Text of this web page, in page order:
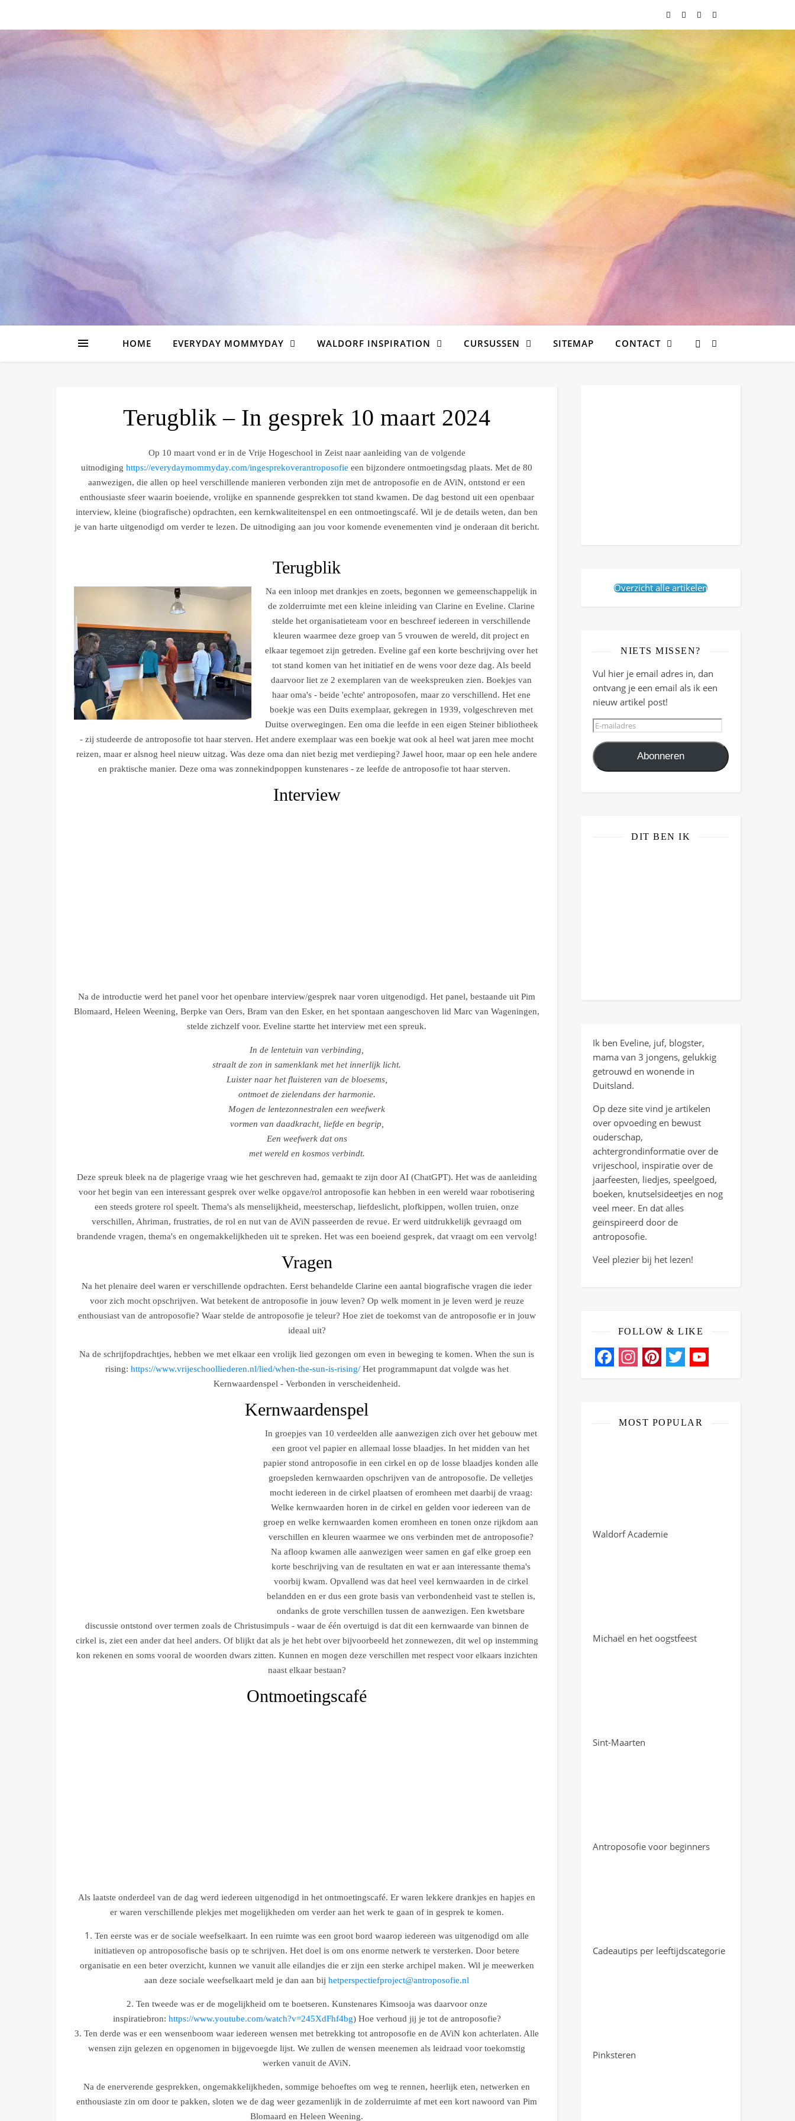
HOME EVERYDAY MOMMYDAY WALDORF INSPIRATION CURSUSSEN SITEMAP CONTACT
Terugblik – In gesprek 10 maart 2024
Op 10 maart vond er in de Vrije Hogeschool in Zeist naar aanleiding van de volgende
uitnodiging https://everydaymommyday.com/ingesprekoverantroposofie een bijzondere ontmoetingsdag plaats. Met de 80
aanwezigen, die allen op heel verschillende manieren verbonden zijn met de antroposofie en de AViN, ontstond er een
enthousiaste sfeer waarin boeiende, vrolijke en spannende gesprekken tot stand kwamen. De dag bestond uit een openbaar
interview, kleine (biografische) opdrachten, een kernkwaliteitenspel en een ontmoetingscafé. Wil je de details weten, dan ben
je van harte uitgenodigd om verder te lezen. De uitnodiging aan jou voor komende evenementen vind je onderaan dit bericht.
Terugblik
Na een inloop met drankjes en zoets, begonnen we gemeenschappelijk in
de zolderruimte met een kleine inleiding van Clarine en Eveline. Clarine
stelde het organisatieteam voor en beschreef iedereen in verschillende
kleuren waarmee deze groep van 5 vrouwen de wereld, dit project en
elkaar tegemoet zijn getreden. Eveline gaf een korte beschrijving over het
tot stand komen van het initiatief en de wens voor deze dag. Als beeld
daarvoor liet ze 2 exemplaren van de weekspreuken zien. Boekjes van
haar oma's - beide 'echte' antroposofen, maar zo verschillend. Het ene
boekje was een Duits exemplaar, gekregen in 1939, volgeschreven met
Duitse overwegingen. Een oma die leefde in een eigen Steiner bibliotheek
- zij studeerde de antroposofie tot haar sterven. Het andere exemplaar was een boekje wat ook al heel wat jaren mee mocht
reizen, maar er alsnog heel nieuw uitzag. Was deze oma dan niet bezig met verdieping? Jawel hoor, maar op een hele andere
en praktische manier. Deze oma was zonnekindpoppen kunstenares - ze leefde de antroposofie tot haar sterven.
Interview
Na de introductie werd het panel voor het openbare interview/gesprek naar voren uitgenodigd. Het panel, bestaande uit Pim
Blomaard, Heleen Weening, Berpke van Oers, Bram van den Esker, en het spontaan aangeschoven lid Marc van Wageningen,
stelde zichzelf voor. Eveline startte het interview met een spreuk.
In de lentetuin van verbinding,
straalt de zon in samenklank met het innerlijk licht.
Luister naar het fluisteren van de bloesems,
ontmoet de zielendans der harmonie.
Mogen de lentezonnestralen een weefwerk
vormen van daadkracht, liefde en begrip,
Een weefwerk dat ons
met wereld en kosmos verbindt.
Deze spreuk bleek na de plagerige vraag wie het geschreven had, gemaakt te zijn door AI (ChatGPT). Het was de aanleiding
voor het begin van een interessant gesprek over welke opgave/rol antroposofie kan hebben in een wereld waar robotisering
een steeds grotere rol speelt. Thema's als menselijkheid, meesterschap, liefdeslicht, plofkippen, wollen truien, onze
verschillen, Ahriman, frustraties, de rol en nut van de AViN passeerden de revue. Er werd uitdrukkelijk gevraagd om
brandende vragen, thema's en ongemakkelijkheden uit te spreken. Het was een boeiend gesprek, dat vraagt om een vervolg!
Vragen
Na het plenaire deel waren er verschillende opdrachten. Eerst behandelde Clarine een aantal biografische vragen die ieder
voor zich mocht opschrijven. Wat betekent de antroposofie in jouw leven? Op welk moment in je leven werd je reuze
enthousiast van de antroposofie? Waar stelde de antroposofie je teleur? Hoe ziet de toekomst van de antroposofie er in jouw
ideaal uit?
Na de schrijfopdrachtjes, hebben we met elkaar een vrolijk lied gezongen om even in beweging te komen. When the sun is
rising: https://www.vrijeschoolliederen.nl/lied/when-the-sun-is-rising/Het programmapunt dat volgde was het
Kernwaardenspel - Verbonden in verscheidenheid.
Kernwaardenspel
In groepjes van 10 verdeelden alle aanwezigen zich over het gebouw met
een groot vel papier en allemaal losse blaadjes. In het midden van het
papier stond antroposofie in een cirkel en op de losse blaadjes konden alle
groepsleden kernwaarden opschrijven van de antroposofie. De velletjes
mocht iedereen in de cirkel plaatsen of eromheen met daarbij de vraag:
Welke kernwaarden horen in de cirkel en gelden voor iedereen van de
groep en welke kernwaarden komen eromheen en tonen onze rijkdom aan
verschillen en kleuren waarmee we ons verbinden met de antroposofie?
Na afloop kwamen alle aanwezigen weer samen en gaf elke groep een
korte beschrijving van de resultaten en wat er aan interessante thema's
voorbij kwam. Opvallend was dat heel veel kernwaarden in de cirkel
belandden en er dus een grote basis van verbondenheid vast te stellen is,
ondanks de grote verschillen tussen de aanwezigen. Een kwetsbare
discussie ontstond over termen zoals de Christusimpuls - waar de één overtuigd is dat dit een kernwaarde van binnen de
cirkel is, ziet een ander dat heel anders. Of blijkt dat als je het hebt over bijvoorbeeld het zonnewezen, dit wel op instemming
kon rekenen en soms vooral de woorden dwars zitten. Kunnen en mogen deze verschillen met respect voor elkaars inzichten
naast elkaar bestaan?
Ontmoetingscafé
Als laatste onderdeel van de dag werd iedereen uitgenodigd in het ontmoetingscafé. Er waren lekkere drankjes en hapjes en
er waren verschillende plekjes met mogelijkheden om verder aan het werk te gaan of in gesprek te komen.
1. Ten eerste was er de sociale weefselkaart. In een ruimte was een groot bord waarop iedereen was uitgenodigd om alle
initiatieven op antroposofische basis op te schrijven. Het doel is om ons enorme netwerk te versterken. Door betere
organisatie en een beter overzicht, kunnen we vanuit alle eilandjes die er zijn een sterke archipel maken. Wil je meewerken
aan deze sociale weefselkaart meld je dan aan bij hetperspectiefproject@antroposofie.nl
2. Ten tweede was er de mogelijkheid om te boetseren. Kunstenares Kimsooja was daarvoor onze
inspiratiebron: https://www.youtube.com/watch?v=245XdFhf4bg) Hoe verhoud jij je tot de antroposofie?
3. Ten derde was er een wensenboom waar iedereen wensen met betrekking tot antroposofie en de AViN kon achterlaten. Alle
wensen zijn gelezen en opgenomen in bijgevoegde lijst. We zullen de wensen meenemen als leidraad voor toekomstig
werken vanuit de AViN.
Na de enerverende gesprekken, ongemakkelijkheden, sommige behoeftes om weg te rennen, heerlijk eten, netwerken en
enthousiaste zin om door te pakken, sloten we de dag weer gezamenlijk in de zolderruimte af met een kort nawoord van Pim
Blomaard en Heleen Weening.
Overzicht alle artikelen
NIETS MISSEN?
Vul hier je email adres in, dan
ontvang je een email als ik een
nieuw artikel post!
E-mailadres
Abonneren
DIT BEN IK
Ik ben Eveline, juf, blogster,
mama van 3 jongens, gelukkig
getrouwd en wonende in
Duitsland.
Op deze site vind je artikelen
over opvoeding en bewust
ouderschap,
achtergrondinformatie over de
vrijeschool, inspiratie over de
jaarfeesten, liedjes, speelgoed,
boeken, knutselsideetjes en nog
veel meer. En dat alles
geïnspireerd door de
antroposofie.
Veel plezier bij het lezen!
FOLLOW & LIKE
Facebook
Instagram
Pinterest
Twitter
YouTube
MOST POPULAR
Waldorf Academie
Michaël en het oogstfeest
Sint-Maarten
Antroposofie voor beginners
Cadeautips per leeftijdscategorie
Pinksteren